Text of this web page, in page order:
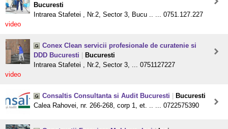
Bucuresti
Intrarea Stafetei , Nr.2, Sector 3, Bucu .. ... 0751.127.227
video
Conex Clean servicii profesionale de curatenie si
DDD Bucuresti
Bucuresti
Intrarea Stafetei , Nr.2, Sector 3, ... 0751127227
video
Consaltis Consultanta si Audit Bucuresti
Bucuresti
Calea Rahovei, nr. 266-268, corp 1, et. .. ... 0722575390